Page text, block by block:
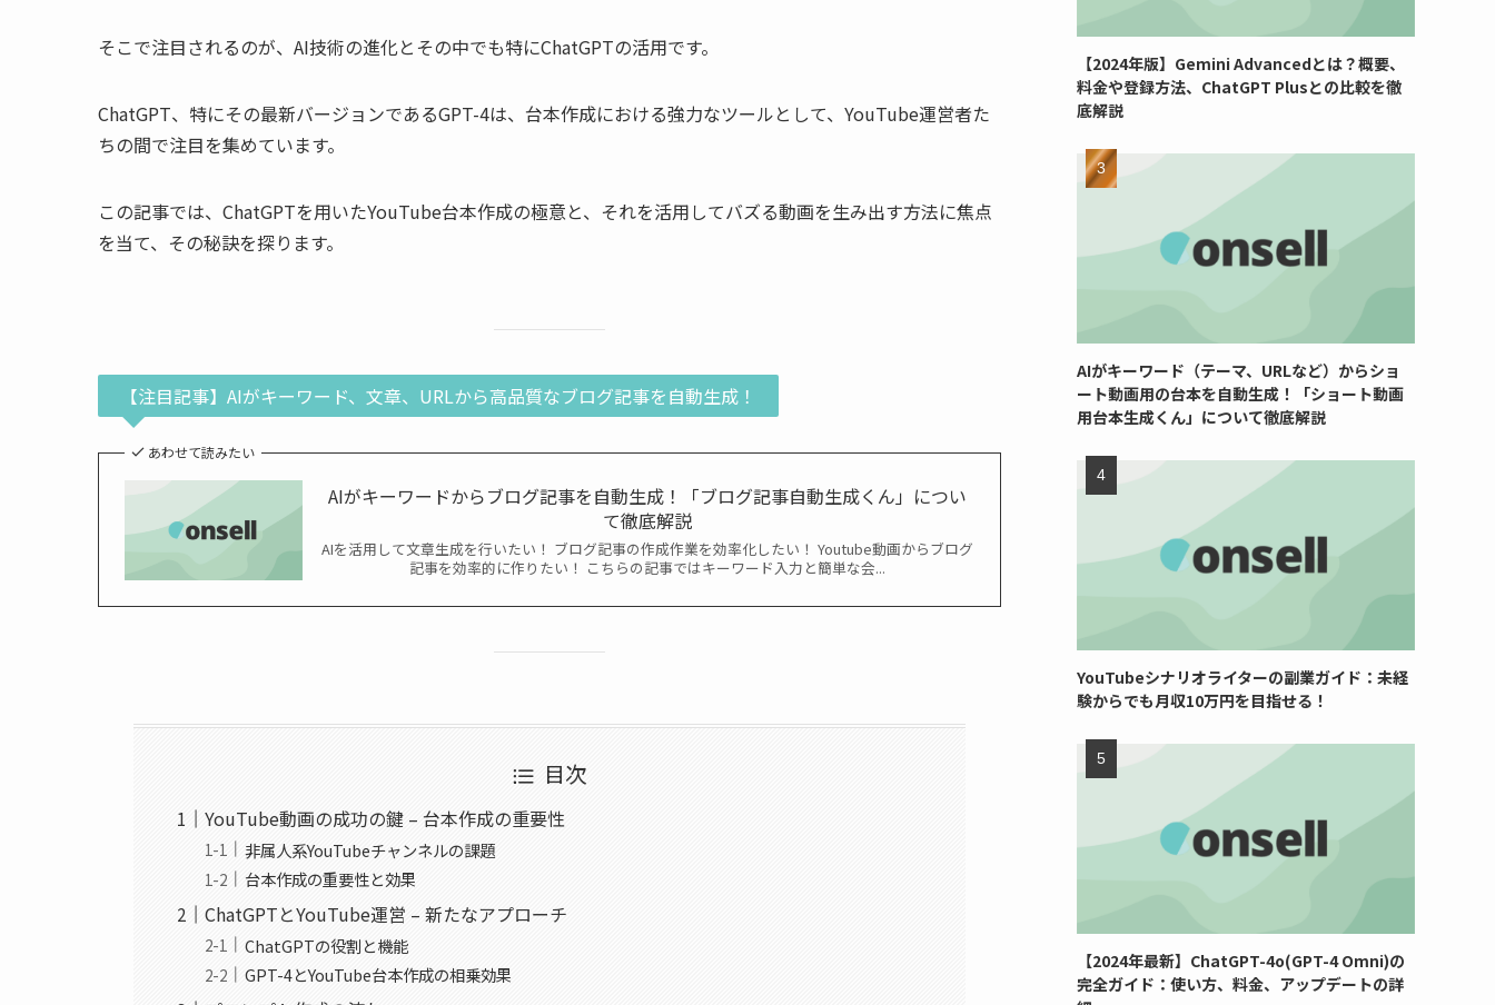
そこで注目されるのが、AI技術の進化とその中でも特にChatGPTの活用です。
ChatGPT、特にその最新バージョンであるGPT-4は、台本作成における強力なツールとして、YouTube運営者た
ちの間で注目を集めています。
この記事では、ChatGPTを用いたYouTube台本作成の極意と、それを活用してバズる動画を生み出す方法に焦点
を当て、その秘訣を探ります。
【注目記事】AIがキーワード、文章、URLから高品質なブログ記事を自動生成！
あわせて読みたい
AIがキーワードからブログ記事を自動生成！「ブログ記事自動生成くん」につい
て徹底解説
AIを活用して文章生成を行いたい！ ブログ記事の作成作業を効率化したい！ Youtube動画からブログ
記事を効率的に作りたい！ こちらの記事ではキーワード入力と簡単な会...
目次
YouTube動画の成功の鍵 – 台本作成の重要性
非属人系YouTubeチャンネルの課題
台本作成の重要性と効果
ChatGPTとYouTube運営 – 新たなアプローチ
ChatGPTの役割と機能
GPT-4とYouTube台本作成の相乗効果
【2024年版】Gemini Advancedとは？概要、
料金や登録方法、ChatGPT Plusとの比較を徹
底解説
AIがキーワード（テーマ、URLなど）からショ
ート動画用の台本を自動生成！「ショート動画
用台本生成くん」について徹底解説
YouTubeシナリオライターの副業ガイド：未経
験からでも月収10万円を目指せる！
【2024年最新】ChatGPT-4o(GPT-4 Omni)の
完全ガイド：使い方、料金、アップデートの詳